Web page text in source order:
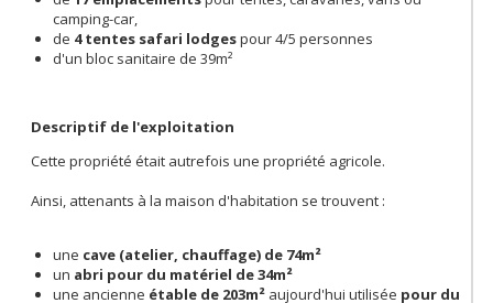
camping-car,
de 4 tentes safari lodgespour 4/5 personnes
d'un bloc sanitaire de 39m²
Descriptif de l'exploitation
Cette propriété était autrefois une propriété agricole.
Ainsi, attenants à la maison d'habitation se trouvent :
une cave (atelier, chauffage) de 74m²
un abri pour du matériel de 34m²
une ancienne étable de 203m² aujourd'hui utilisée pour du